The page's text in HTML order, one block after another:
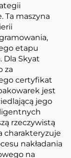
Ta maszyna
etapu
Dla Skyat
za
certyfikat
jest
jego
rzeczywistą
charakteryzuje
nakładania
na